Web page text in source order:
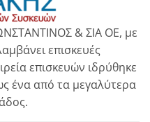
& ΣΙΑ ΟΕ, με
επισκευές
επισκευών ιδρύθηκε
ένα από τα μεγαλύτερα